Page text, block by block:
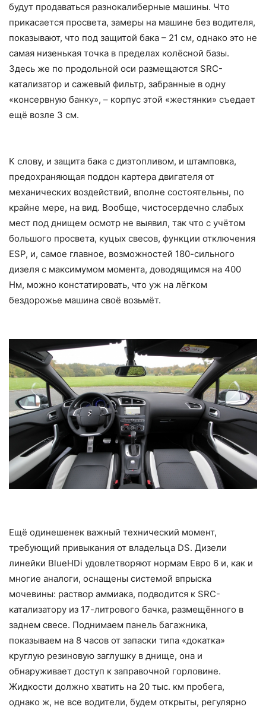
будут продаваться разнокалиберные машины. Что
прикасается просвета, замеры на машине без водителя,
показывают, что под защитой бака – 21 см, однако это не
самая низенькая точка в пределах колёсной базы.
Здесь же по продольной оси размещаются SRC-
катализатор и сажевый фильтр, забранные в одну
«консервную банку», – корпус этой «жестянки» съедает
ещё возле 3 см.
К слову, и защита бака с дизтопливом, и штамповка,
предохраняющая поддон картера двигателя от
механических воздействий, вполне состоятельны, по
крайне мере, на вид. Вообще, чистосердечно слабых
мест под днищем осмотр не выявил, так что с учётом
большого просвета, куцых свесов, функции отключения
ESP, и, самое главное, возможностей 180-сильного
дизеля с максимумом момента, доводящимся на 400
Нм, можно констатировать, что уж на лёгком
бездорожье машина своё возьмёт.
Ещё одинешенек важный технический момент,
требующий привыкания от владельца DS. Дизели
линейки BlueHDi удовлетворяют нормам Евро 6 и, как и
многие аналоги, оснащены системой впрыска
мочевины: раствор аммиака, подводится к SRC-
катализатору из 17-литрового бачка, размещённого в
заднем свесе. Поднимаем панель багажника,
показываем на 8 часов от запаски типа «докатка»
круглую резиновую заглушку в днище, она и
обнаруживает доступ к заправочной горловине.
Жидкости должно хватить на 20 тыс. км пробега,
однако ж, не все водители, будем открыты, регулярно